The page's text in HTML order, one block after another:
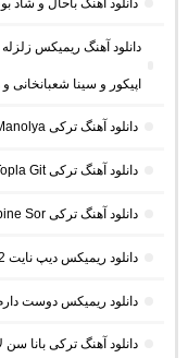
دانلود آهنگ باحال و شاد
اپیکور و سینا شعبانخانی
دانلود آهنگ ترکی Ah Be Manolya از بوراک بولوت
دانلود آهنگ ترکی Topla Git از کورتولوش کوش
دانلود آهنگ ترکی Kalbine Sor از Bahadır Macit و Tunahan Sakar
دانلود ریمیکس دیپ نایت 2 از احسان رمزی (ریمیکس طولانی غمگین)
دانلود ریمیکس دوست
دانلود آهنگ ترکی بانا